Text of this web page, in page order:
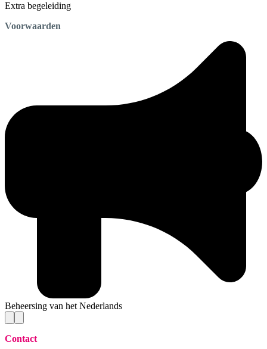
Extra begeleiding
Voorwaarden
Beheersing van het Nederlands
Contact